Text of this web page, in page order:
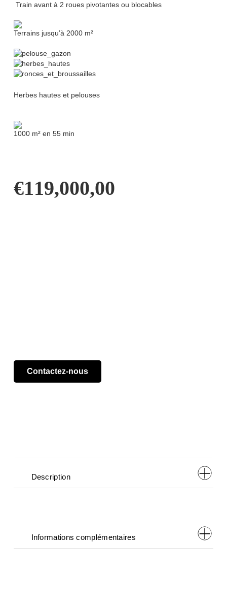
Train avant à 2 roues pivotantes ou blocables
Terrains jusqu’à 2000 m²
Herbes hautes et pelouses
1000 m² en 55 min
€119,000,00
Contactez-nous
        Description
        Informations complémentaires